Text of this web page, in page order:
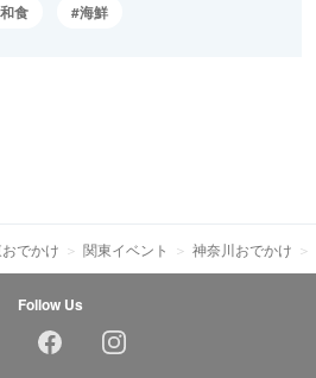
和食 海鮮
でかけ 関東イベント 神奈川おでかけ
Follow Us